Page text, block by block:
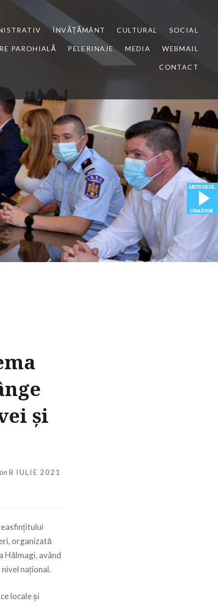
ÎNVĂȚĂMÂNT CULTURAL SOCIAL
PAROHIALĂ PELERINAJE MEDIA WEBMAIL
CONTACT
și
8 IULIE 2021
organizată
Hălmagi, având
național.
locale și